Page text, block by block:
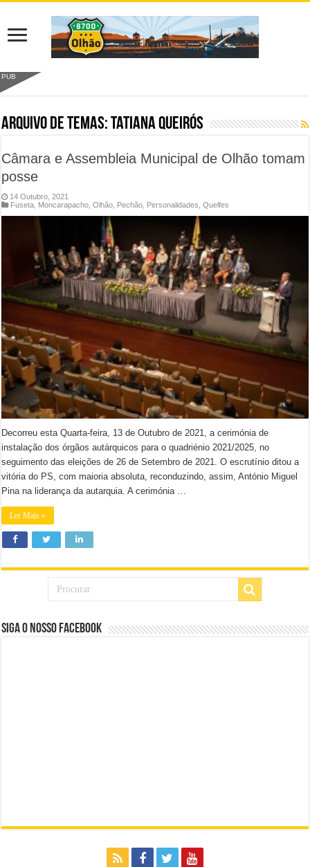
PUB
Arquivo de Temas:Tatiana Queirós
Câmara e Assembleia Municipal de Olhão tomam
posse
14 Outubro, 2021
Fuseta Moncarapacho ,Olhão Pechão Personalidades ,Quelfes
Decorreu esta Quarta-feira, 13 de Outubro de 2021, a cerimónia de
instalação dos órgãos autárquicos para o quadriénio 2021/2025, no
seguimento das eleições de 26 de Setembro de 2021. O escrutínio ditou a
vitória do PS, com maioria absoluta, reconduzindo, assim, António Miguel
Pina na liderança da autarquia. A cerimónia …
Ler Mais »
Siga o nosso Facebook